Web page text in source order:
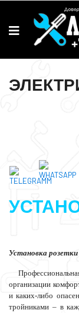
Установка
организации
и каких-либо
тройниками – в